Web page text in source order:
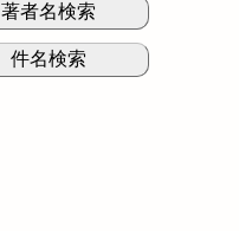
著者名検索
件名検索